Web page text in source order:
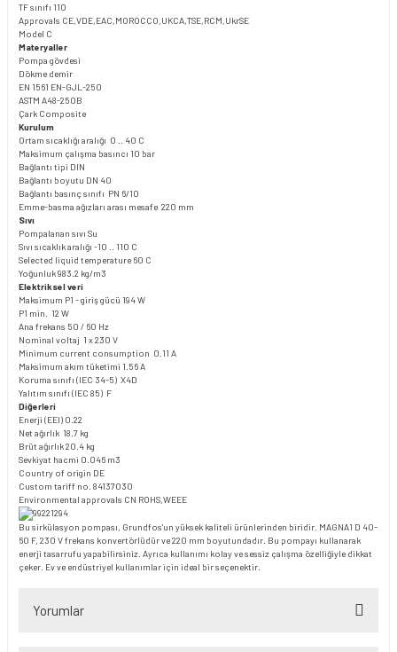
TF sınıfı 110
Approvals CE,VDE,EAC,MOROCCO,UKCA,TSE,RCM,UkrSE
Model C
Materyaller
Pompa gövdesi
Dökme demir
EN 1561 EN-GJL-250
ASTM A48-250B
Çark Composite
Kurulum
Ortam sıcaklığı aralığı 0 .. 40 C
Maksimum çalışma basıncı 10 bar
Bağlantı tipi DIN
Bağlantı boyutu DN 40
Bağlantı basınç sınıfı PN 6/10
Emme-basma ağızları arası mesafe 220 mm
Sıvı
Pompalanan sıvı Su
Sıvı sıcaklık aralığı -10 .. 110 C
Selected liquid temperature 60 C
Yoğunluk 983.2 kg/m3
Elektriksel veri
Maksimum P1 - giriş gücü 194 W
P1 min. 12 W
Ana frekans 50 / 60 Hz
Nominal voltaj 1 x 230 V
Minimum current consumption 0.11 A
Maksimum akım tüketimi 1.56 A
Koruma sınıfı (IEC 34-5) X4D
Yalıtım sınıfı (IEC 85) F
Diğerleri
Enerji (EEI) 0.22
Net ağırlık 18.7 kg
Brüt ağırlık 20.4 kg
Sevkiyat hacmi 0.046 m3
Country of origin DE
Custom tariff no. 84137030
Environmental approvals CN ROHS,WEEE
Bu sirkülasyon pompası, Grundfos'un yüksek kaliteli ürünlerinden biridir. MAGNA1 D 40-
60 F, 230 V frekans konvertörlüdür ve 220 mm boyutundadır. Bu pompayı kullanarak
enerji tasarrufu yapabilirsiniz. Ayrıca kullanımı kolay ve sessiz çalışma özelliğiyle dikkat
çeker. Ev ve endüstriyel kullanımlar için ideal bir seçenektir.
Yorumlar